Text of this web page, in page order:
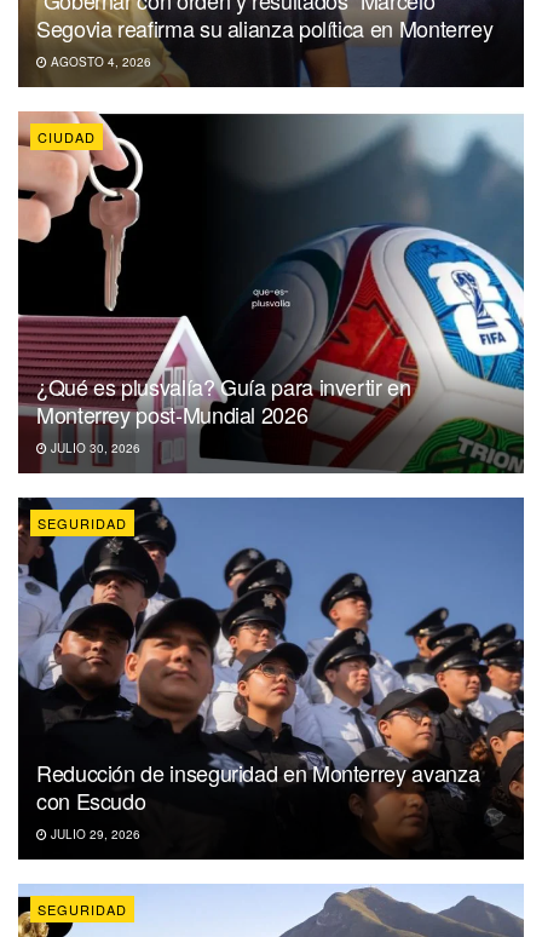
Segovia reafirma su alianza política en Monterrey
AGOSTO 4, 2026
CIUDAD
¿Qué es plusvalía? Guía para invertir en
Monterrey post-Mundial 2026
JULIO 30, 2026
SEGURIDAD
Reducción de inseguridad en Monterrey avanza
con Escudo
JULIO 29, 2026
SEGURIDAD